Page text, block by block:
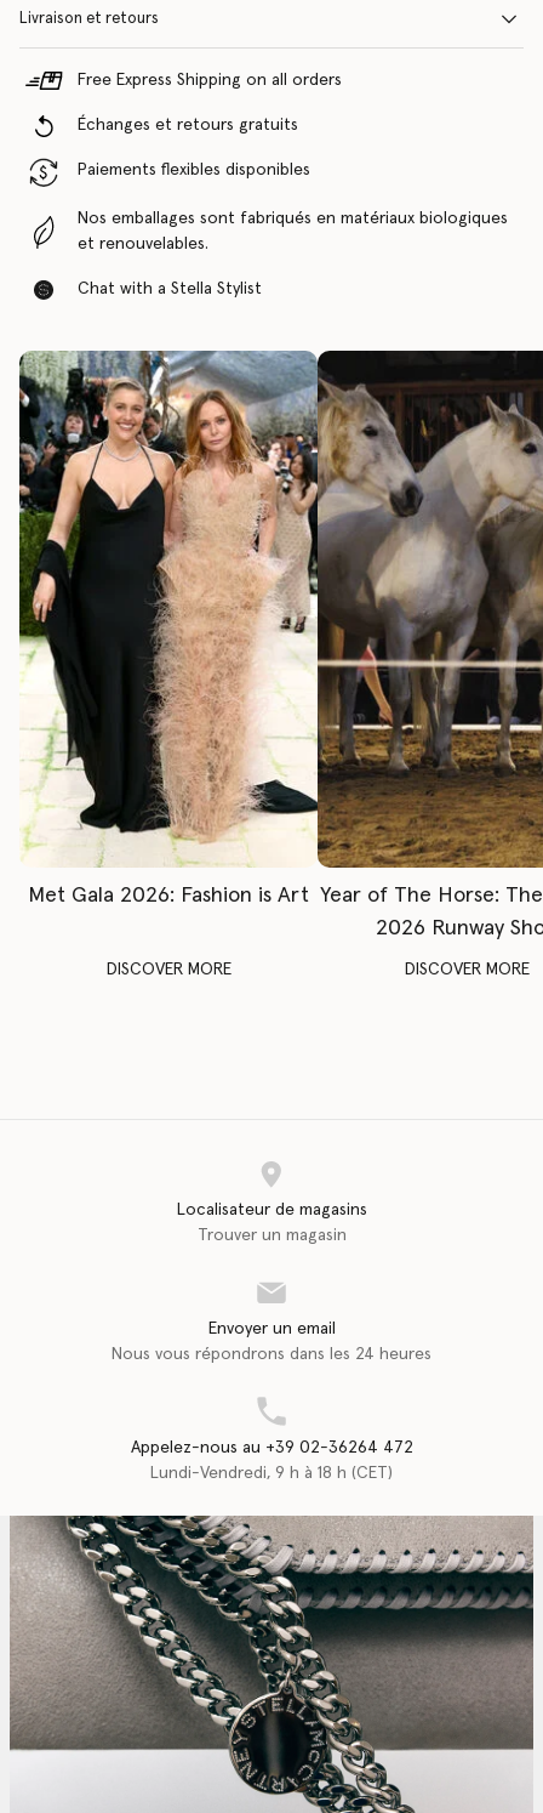
Livraison et retours
Free Express Shipping on all orders
Échanges et retours gratuits
Paiements flexibles disponibles
Nos emballages sont fabriqués en matériaux biologiques
et renouvelables.
Chat with a Stella Stylist
Met Gala 2026: Fashion is Art
DISCOVER MORE
Year of The Horse:
2026 Runway
DISCOVER MORE
Localisateur de magasins
Trouver un magasin
Envoyer un email
Nous vous répondrons dans les 24 heures
Appelez-nous au +39 02-36264 472
Lundi-Vendredi, 9 h à 18 h (CET)